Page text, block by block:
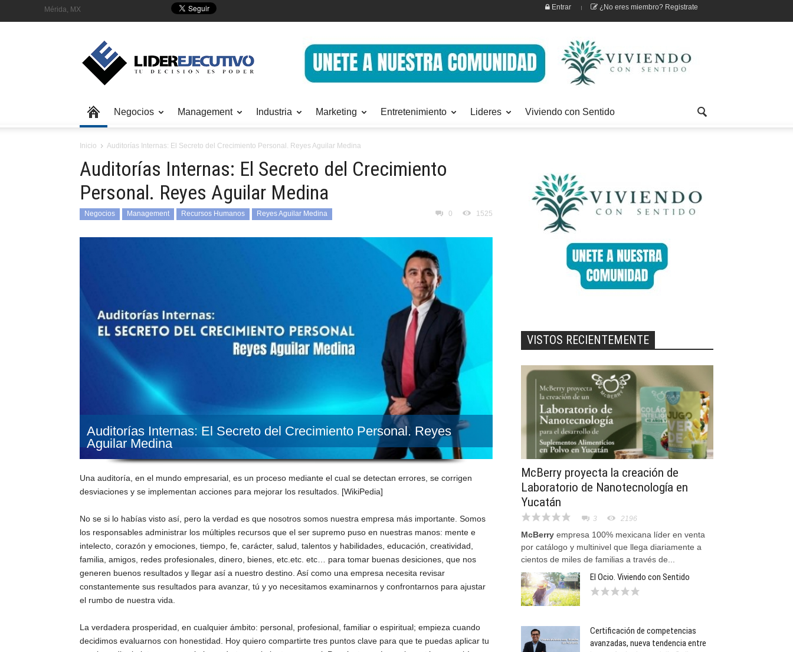
Mérida, MX Entrar ¿No eres miembro? Registrate
Negocios Management Industria Marketing Entretenimiento Lideres Viviendo con Sentido
Inicio Auditorías Internas: El Secreto del Crecimiento Personal. Reyes Aguilar Medina
Auditorías Internas: El Secreto del Crecimiento
Personal. Reyes Aguilar Medina
Negocios Management Recursos Humanos Reyes Aguilar Medina 0 1525
Auditorías Internas: El Secreto del Crecimiento Personal. Reyes
Aguilar Medina
Una auditoría, en el mundo empresarial, es un proceso mediante el cual se detectan errores, se corrigen
desviaciones y se implementan acciones para mejorar los resultados. [WikiPedia]
No se si lo habías visto así, pero la verdad es que nosotros somos nuestra empresa más importante. Somos
los responsables administrar los múltiples recursos que el ser supremo puso en nuestras manos: mente e
intelecto, corazón y emociones, tiempo, fe, carácter, salud, talentos y habilidades, educación, creatividad,
familia, amigos, redes profesionales, dinero, bienes, etc.etc. etc… para tomar buenas desiciones, que nos
generen buenos resultados y llegar así a nuestro destino. Así como una empresa necesita revisar
constantemente sus resultados para avanzar, tú y yo necesitamos examinarnos y confrontarnos para ajustar
el rumbo de nuestra vida.
La verdadera prosperidad, en cualquier ámbito: personal, profesional, familiar o espiritual; empieza cuando
decidimos evaluarnos con honestidad. Hoy quiero compartirte tres puntos clave para que te puedas aplicar tu
VISTOS RECIENTEMENTE
McBerry proyecta la creación de
Laboratorio de Nanotecnología en
Yucatán
3 2196
McBerry empresa 100% mexicana líder en venta
por catálogo y multinivel que llega diariamente a
cientos de miles de familias a través de...
El Ocio. Viviendo con Sentido
Certificación de competencias
avanzadas, nueva tendencia entre